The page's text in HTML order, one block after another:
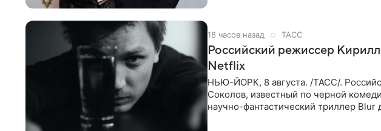
18 часов назад ТАСС
Российский режиссер
Netflix
НЬЮ-ЙОРК, 8 августа. /ТАСС/.
Соколов, известный по черной
научно-фантастический триллер Blur